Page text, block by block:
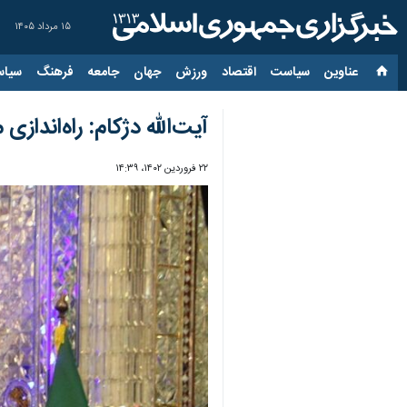
۱۵ مرداد ۱۴۰۵
عناوین‌ سیاست اقتصاد ورزش جهان جامعه فرهنگ
آیت‌الله دژکام:
۲۲ فروردین ۱۴۰۲، ۱۴:۳۹